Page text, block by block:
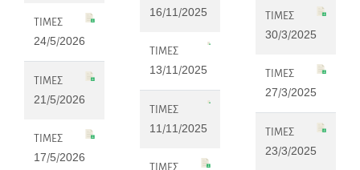
ΤΙΜΕΣ
24/5/2026
ΤΙΜΕΣ
21/5/2026
ΤΙΜΕΣ
17/5/2026
16/11/2025
ΤΙΜΕΣ
13/11/2025
ΤΙΜΕΣ
11/11/2025
ΤΙΜΕΣ
ΤΙΜΕΣ
30/3/2025
ΤΙΜΕΣ
27/3/2025
ΤΙΜΕΣ
23/3/2025